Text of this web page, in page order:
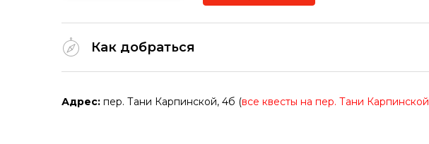
Как добраться
Адрес: пер. Тани Карпинской, 4б (все квесты на пер. Тани